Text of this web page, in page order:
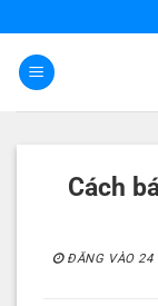
nội
dung
Cách
ĐĂNG VÀO 24